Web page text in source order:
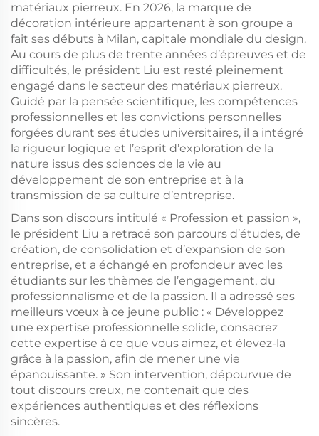
matériaux pierreux. En 2026, la marque de
décoration intérieure appartenant à son groupe a
fait ses débuts à Milan, capitale mondiale du design.
Au cours de plus de trente années d’épreuves et de
difficultés, le président Liu est resté pleinement
engagé dans le secteur des matériaux pierreux.
Guidé par la pensée scientifique, les compétences
professionnelles et les convictions personnelles
forgées durant ses études universitaires, il a intégré
la rigueur logique et l’esprit d’exploration de la
nature issus des sciences de la vie au
développement de son entreprise et à la
transmission de sa culture d’entreprise.
Dans son discours intitulé « Profession et passion »,
le président Liu a retracé son parcours d’études, de
création, de consolidation et d’expansion de son
entreprise, et a échangé en profondeur avec les
étudiants sur les thèmes de l’engagement, du
professionnalisme et de la passion. Il a adressé ses
meilleurs vœux à ce jeune public : « Développez
une expertise professionnelle solide, consacrez
cette expertise à ce que vous aimez, et élevez-la
grâce à la passion, afin de mener une vie
épanouissante. » Son intervention, dépourvue de
tout discours creux, ne contenait que des
expériences authentiques et des réflexions
sincères.